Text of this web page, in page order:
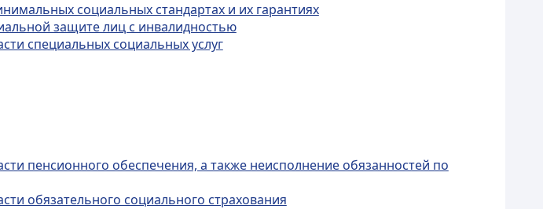
социальных стандартах и их гарантиях
защите лиц с инвалидностью
специальных социальных услуг
пенсионного обеспечения, а также неисполнение обязанностей по
обязательного социального страхования